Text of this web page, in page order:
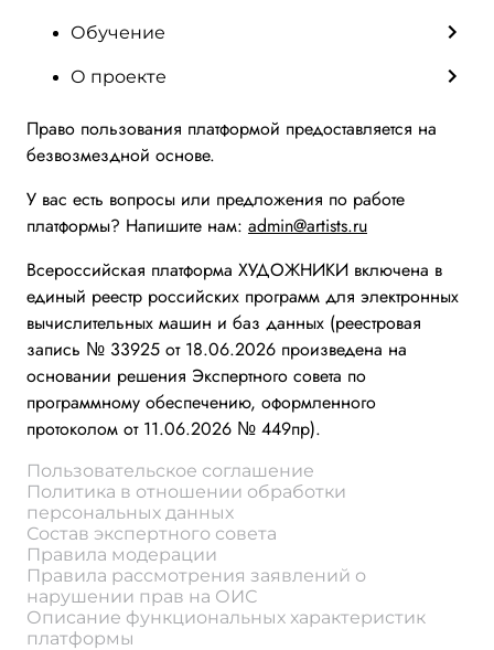
Обучение
О проекте
Право пользования платформой предоставляется на
безвозмездной основе.
У вас есть вопросы или предложения по работе
платформы? Напишите нам: admin@artists.ru
Всероссийская платформа ХУДОЖНИКИ включена в
единый реестр российских программ для электронных
вычислительных машин и баз данных (реестровая
запись № 33925 от 18.06.2026 произведена на
основании решения Экспертного совета по
программному обеспечению, оформленного
протоколом от 11.06.2026 № 449пр).
Пользовательское соглашение
Политика в отношении обработки
персональных данных
Состав экспертного совета
Правила модерации
Правила рассмотрения заявлений о
нарушении прав на ОИС
Описание функциональных характеристик
платформы